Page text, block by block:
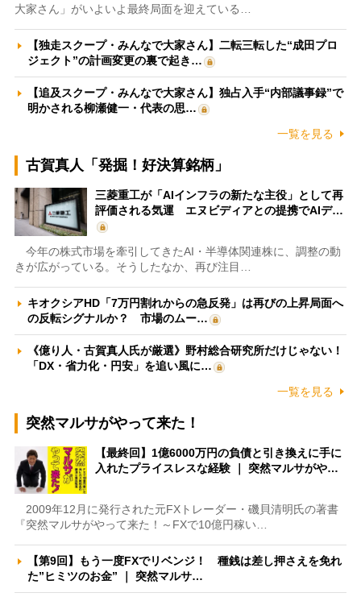
大家さん」がいよいよ最終局面を迎えている…
【独走スクープ・みんなで大家さん】二転三転した“成田プロ
ジェクト”の計画変更の裏で起き…
【追及スクープ・みんなで大家さん】独占入手“内部議事録”で
明かされる柳瀬健一・代表の思…
一覧を見る
古賀真人「発掘！好決算銘柄」
三菱重工が「AIインフラの新たな主役」として再
評価される気運 エヌビディアとの提携でAIデ…
今年の株式市場を牽引してきたAI・半導体関連株に、調整の動
きが広がっている。そうしたなか、再び注目…
キオクシアHD「7万円割れからの急反発」は再びの上昇局面へ
の反転シグナルか？ 市場のムー…
《億り人・古賀真人氏が厳選》野村総合研究所だけじゃない！
「DX・省力化・円安」を追い風に…
一覧を見る
突然マルサがやって来た！
【最終回】1億6000万円の負債と引き換えに手に
入れたプライスレスな経験 ｜ 突然マルサがや…
2009年12月に発行された元FXトレーダー・磯貝清明氏の著書
『突然マルサがやって来た！～FXで10億円稼い…
【第9回】もう一度FXでリベンジ！ 種銭は差し押さえを免れ
た”ヒミツのお金” ｜ 突然マルサ…